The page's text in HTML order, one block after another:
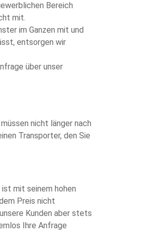
Bereich
mit.
im Ganzen mit und
entsorgen wir
über unser
nicht länger nach
Transporter, den Sie
mit seinem hohen
Preis nicht
Kunden aber stets
Ihre Anfrage